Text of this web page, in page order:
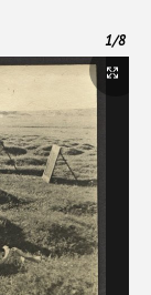
1/8